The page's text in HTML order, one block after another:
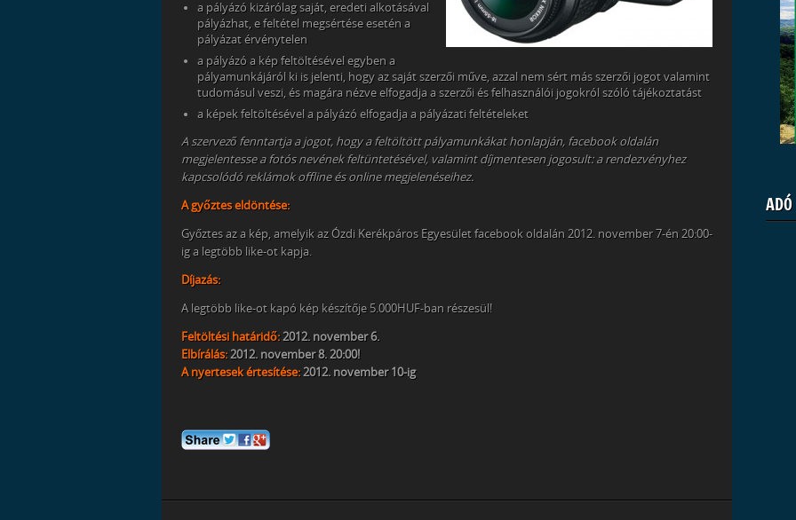
a pályázó kizárólag saját, eredeti alkotásával
pályázhat, e feltétel megsértése esetén a
pályázat érvénytelen
a pályázó a kép feltöltésével egyben a
pályamunkájáról ki is jelenti, hogy az saját szerzői műve, azzal nem sért más szerzői jogot valamint
tudomásul veszi, és magára nézve elfogadja a szerzői és felhasználói jogokról szóló tájékoztatást
a képek feltöltésével a pályázó elfogadja a pályázati feltételeket
A szervező fenntartja a jogot, hogy a feltöltött pályamunkákat honlapján, facebook oldalán
megjelentesse a fotós nevének feltüntetésével, valamint díjmentesen jogosult: a rendezvényhez
kapcsolódó reklámok offline és online megjelenéseihez.
A győztes eldöntése:
Győztes az a kép, amelyik az Ózdi Kerékpáros Egyesület facebook oldalán 2012. november 7-én 20:00-
ig a legtöbb like-ot kapja.
Díjazás:
A legtöbb like-ot kapó kép készítője 5.000HUF-ban részesül!
Feltöltési határidő: 2012. november 6.
Elbírálás: 2012. november 8. 20:00!
A nyertesek értesítése:2012. november 10-ig